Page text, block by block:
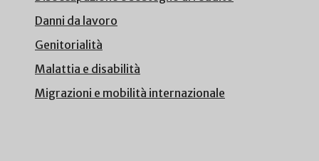
Danni da lavoro
Genitorialità
Malattia e disabilità
Migrazioni e mobilità internazionale